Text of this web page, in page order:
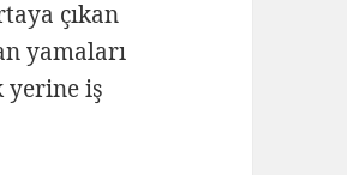
çıkan
yamaları
yerine iş